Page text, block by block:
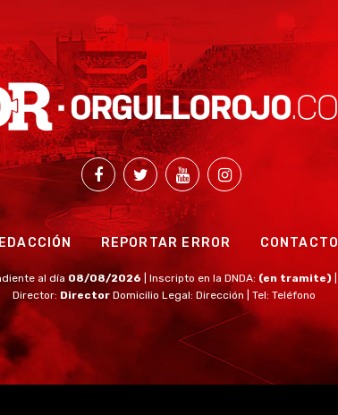
REPORTAR ERROR CONTACTO
al día 08/08/2026 | Inscripto en la DNDA: (en tramite)
Director: Director Domicilio Legal: Dirección | Tel: Teléfono